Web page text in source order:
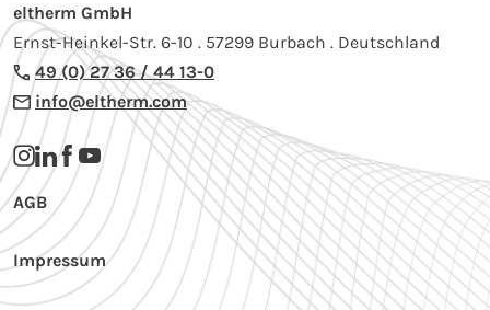
eltherm GmbH
Ernst-Heinkel-Str. 6-10 . 57299 Burbach . Deutschland
49 (0) 27 36 / 44 13-0
info@eltherm.com
AGB
Impressum